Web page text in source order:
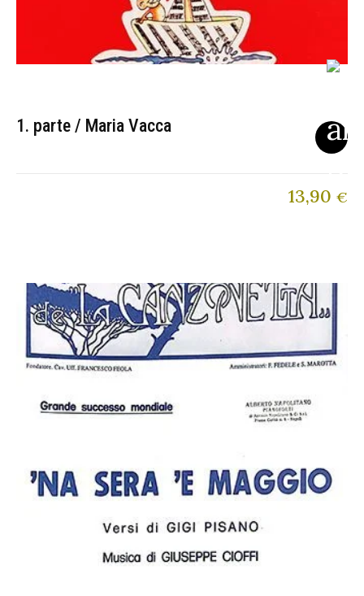
1. parte / Maria Vacca
13,90 €